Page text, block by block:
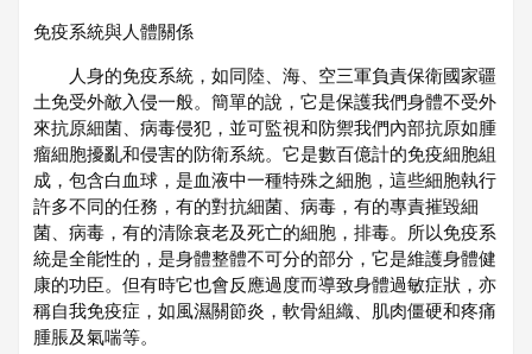
免疫系統與人體關係
人身的免疫系統，如同陸、海、空三軍負責保衛國家疆
土免受外敵入侵一般。簡單的說，它是保護我們身體不受外
來抗原細菌、病毒侵犯，並可監視和防禦我們內部抗原如腫
瘤細胞擾亂和侵害的防衛系統。它是數百億計的免疫細胞組
成，包含白血球，是血液中一種特殊之細胞，這些細胞執行
許多不同的任務，有的對抗細菌、病毒，有的專責摧毀細
菌、病毒，有的清除衰老及死亡的細胞，排毒。所以免疫系
統是全能性的，是身體整體不可分的部分，它是維護身體健
康的功臣。但有時它也會反應過度而導致身體過敏症狀，亦
稱自我免疫症，如風濕關節炎，軟骨組織、肌肉僵硬和疼痛
腫脹及氣喘等。